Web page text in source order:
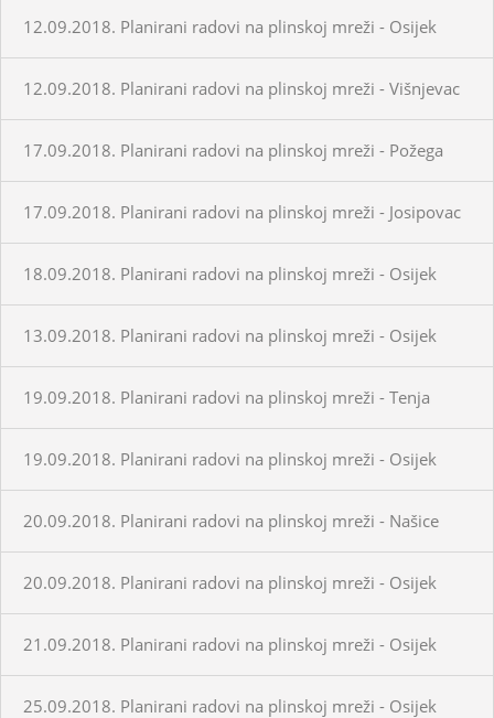
12.09.2018. Planirani radovi na plinskoj mreži - Osijek
12.09.2018. Planirani radovi na plinskoj mreži - Višnjevac
17.09.2018. Planirani radovi na plinskoj mreži - Požega
17.09.2018. Planirani radovi na plinskoj mreži - Josipovac
18.09.2018. Planirani radovi na plinskoj mreži - Osijek
13.09.2018. Planirani radovi na plinskoj mreži - Osijek
19.09.2018. Planirani radovi na plinskoj mreži - Tenja
19.09.2018. Planirani radovi na plinskoj mreži - Osijek
20.09.2018. Planirani radovi na plinskoj mreži - Našice
20.09.2018. Planirani radovi na plinskoj mreži - Osijek
21.09.2018. Planirani radovi na plinskoj mreži - Osijek
25.09.2018. Planirani radovi na plinskoj mreži - Osijek